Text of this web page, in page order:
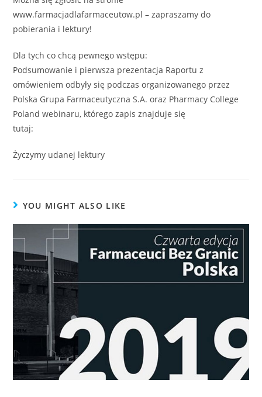
www.farmacjadlafarmaceutow.pl – zapraszamy do
pobierania i lektury!
Dla tych co chcą pewnego wstępu:
Podsumowanie i pierwsza prezentacja Raportu z
omówieniem odbyły się podczas organizowanego przez
Polska Grupa Farmaceutyczna S.A. oraz Pharmacy College
Poland webinaru, którego zapis znajduje się
tutaj:
Życzymy udanej lektury
YOU MIGHT ALSO LIKE